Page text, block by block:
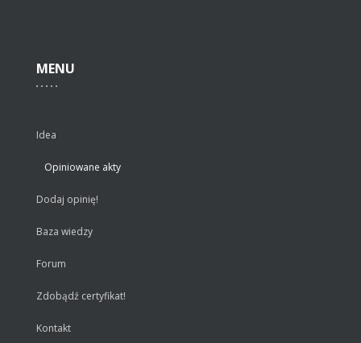
MENU
Idea
Opiniowane akty
Dodaj opinię!
Baza wiedzy
Forum
Zdobądź certyfikat!
Kontakt